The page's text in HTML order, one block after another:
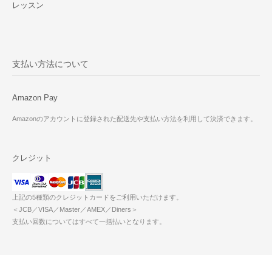
レッスン
支払い方法について
Amazon Pay
Amazonのアカウントに登録された配送先や支払い方法を利用して決済できます。
クレジット
上記の5種類のクレジットカードをご利用いただけます。
＜JCB／VISA／Master／AMEX／Diners＞
支払い回数についてはすべて一括払いとなります。